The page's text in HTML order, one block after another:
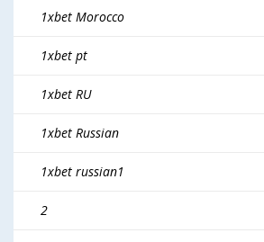
1xbet Morocco
1xbet pt
1xbet RU
1xbet Russian
1xbet russian1
2